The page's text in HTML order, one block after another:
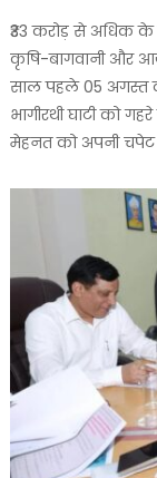
₹33 करोड़ से अधिक
कृषि-बागवानी और
साल पहले 05 अगस्त
भागीरथी घाटी को
मेहनत को अपनी